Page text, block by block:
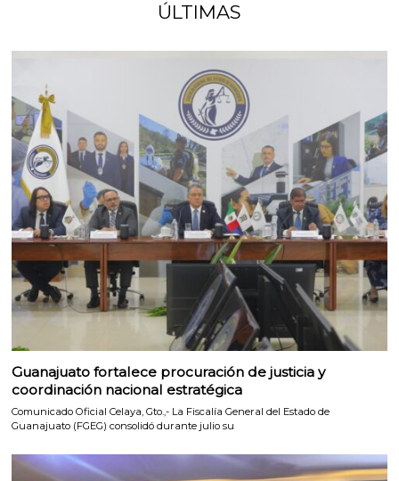
ÚLTIMAS
Guanajuato fortalece procuración de justicia y
coordinación nacional estratégica
Comunicado Oficial Celaya, Gto.,- La Fiscalía General del Estado de
Guanajuato (FGEG) consolidó durante julio su